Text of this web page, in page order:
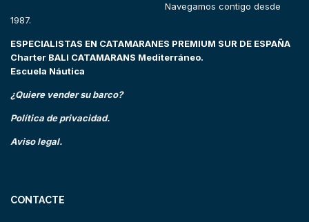
Navegamos contigo desde
1987.
ESPECIALISTAS EN CATAMARANES PREMIUM SUR DE ESPAÑA
Charter BALI CATAMARANS Mediterráneo.
Escuela Náutica
¿Quiere vender su barco?
Política de privacidad.
Aviso legal.
CONTACTE